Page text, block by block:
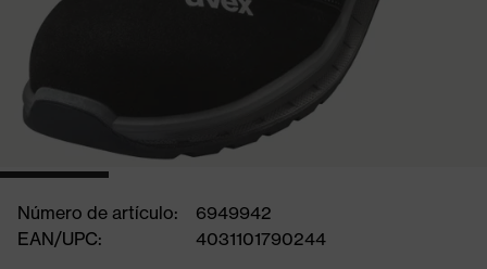
Número de artículo:
6949942
EAN/UPC:
4031101790244